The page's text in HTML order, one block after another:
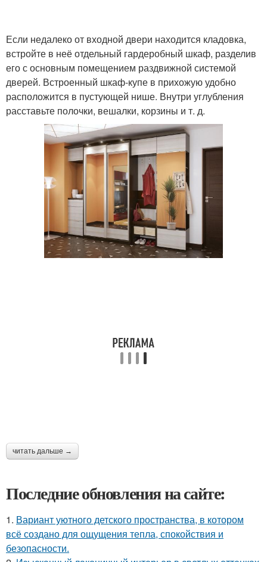
Если недалеко от входной двери находится кладовка,
встройте в неё отдельный гардеробный шкаф, разделив
его с основным помещением раздвижной системой
дверей. Встроенный шкаф-купе в прихожую удобно
расположится в пустующей нише. Внутри углубления
расставьте полочки, вешалки, корзины и т. д.
читать дальше →
Последние обновления на сайте:
1. Вариант уютного детского пространства, в котором
всё создано для ощущения тепла, спокойствия и
безопасности.